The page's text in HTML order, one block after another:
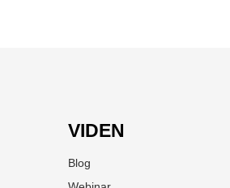
VIDEN
Blog